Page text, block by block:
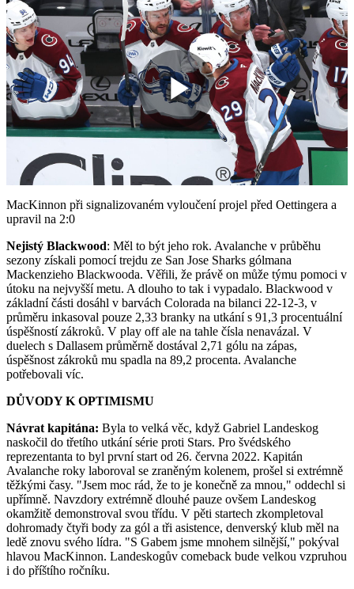
Play
Video
MacKinnon při signalizovaném vyloučení projel před Oettingera a
upravil na 2:0
Nejistý Blackwood: Měl to být jeho rok. Avalanche v průběhu
sezony získali pomocí trejdu ze San Jose Sharks gólmana
Mackenzieho Blackwooda. Věřili, že právě on může týmu pomoci v
útoku na nejvyšší metu. A dlouho to tak i vypadalo. Blackwood v
základní části dosáhl v barvách Colorada na bilanci 22-12-3, v
průměru inkasoval pouze 2,33 branky na utkání s 91,3 procentuální
úspěšností zákroků. V play off ale na tahle čísla nenavázal. V
duelech s Dallasem průměrně dostával 2,71 gólu na zápas,
úspěšnost zákroků mu spadla na 89,2 procenta. Avalanche
potřebovali víc.
DŮVODY K OPTIMISMU
Návrat kapitána: Byla to velká věc, když Gabriel Landeskog
naskočil do třetího utkání série proti Stars. Pro švédského
reprezentanta to byl první start od 26. června 2022. Kapitán
Avalanche roky laboroval se zraněným kolenem, prošel si extrémně
těžkými časy. "Jsem moc rád, že to je konečně za mnou," oddechl si
upřímně. Navzdory extrémně dlouhé pauze ovšem Landeskog
okamžitě demonstroval svou třídu. V pěti startech zkompletoval
dohromady čtyři body za gól a tři asistence, denverský klub měl na
ledě znovu svého lídra. "S Gabem jsme mnohem silnější," pokýval
hlavou MacKinnon. Landeskogův comeback bude velkou vzpruhou
i do příštího ročníku.